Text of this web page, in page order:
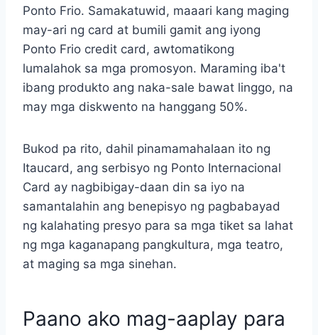
Ponto Frio. Samakatuwid, maaari kang maging
may-ari ng card at bumili gamit ang iyong
Ponto Frio credit card, awtomatikong
lumalahok sa mga promosyon. Maraming iba't
ibang produkto ang naka-sale bawat linggo, na
may mga diskwento na hanggang 50%.
Bukod pa rito, dahil pinamamahalaan ito ng
Itaucard, ang serbisyo ng Ponto Internacional
Card ay nagbibigay-daan din sa iyo na
samantalahin ang benepisyo ng pagbabayad
ng kalahating presyo para sa mga tiket sa lahat
ng mga kaganapang pangkultura, mga teatro,
at maging sa mga sinehan.
Paano ako mag-aaplay para